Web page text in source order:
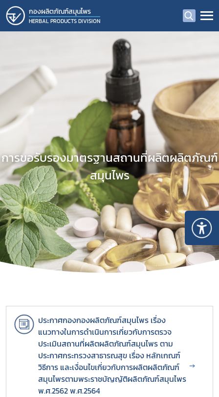
กองผลิตภัณฑ์สมุนไพร
HERBAL PRODUCTS DIVISION
การขอรับรองมาตรฐานสถานที่ผลิตผลิตภัณฑ์
สมุนไพร
ประกาศกองกองผลิตภัณฑ์สมุนไพร เรื่อง
แนวทางในการดำเนินการเกี่ยวกับการตรวจ
ประเมินสถานที่ผลิตผลิตภัณฑ์สมุนไพร ตาม
ประกาศกระทรวงสาธารณสุข เรื่อง หลักเกณฑ์
วิธีการ และเงื่อนไขเกี่ยวกับการผลิตผลิตภัณฑ์
สมุนไพรตามพระราชบัญญัติผลิตภัณฑ์สมุนไพร
พ.ศ.2562 พ.ศ.2564
→
Subscribe
เลือกหัวข้อที่ท่านต้องการ Subscribe